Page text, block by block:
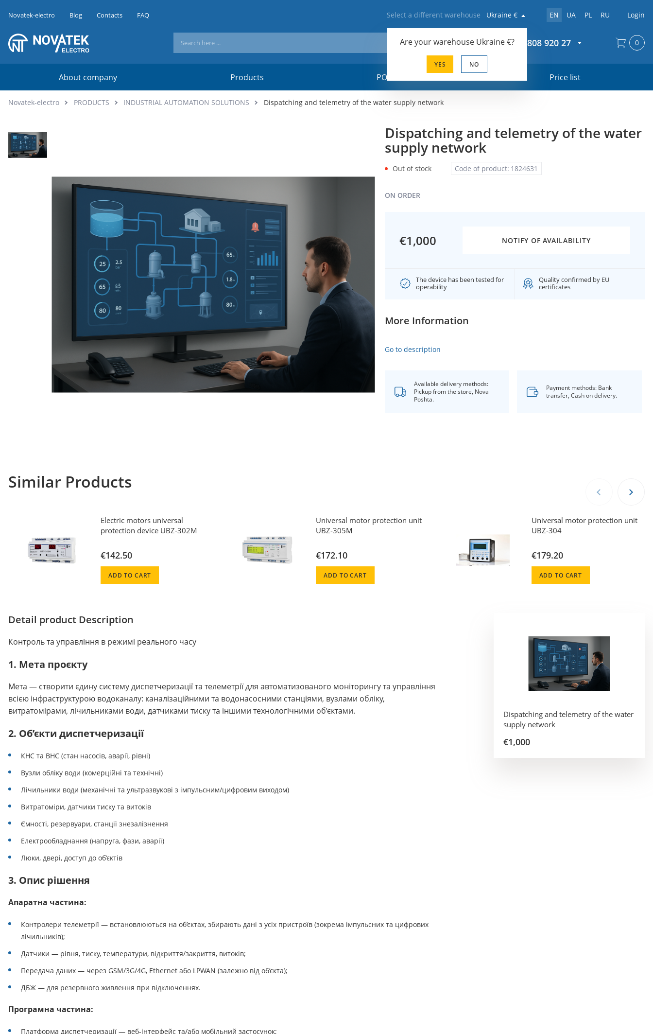
Novatek-electro Blog Contacts FAQ Select a different warehouse Ukraine €
Are your warehouse Ukraine €?
YES NO
EN UA PL RU Login
+44 20 808 920 27
About company Products POSM-materials Price list
0
Novatek-electro PRODUCTS INDUSTRIAL AUTOMATION SOLUTIONS Dispatching and telemetry of the water supply network
Dispatching and telemetry of the water
supply network
Code of product: 1824631
Out of stock
ON ORDER
€1,000 NOTIFY OF AVAILABILITY
The device has been tested for
operability
Quality confirmed by EU
certificates
More Information
Go to description
Available delivery methods:
Pickup from the store, Nova
Poshta.
Payment methods: Bank
transfer, Cash on delivery.
Similar Products
Electric motors universal
protection device UBZ-302M
€142.50
ADD TO CART
Universal motor protection unit
UBZ-305M
€172.10
ADD TO CART
Universal motor protection unit
UBZ-304
€179.20
ADD TO CART
Detail product Description
Контроль та управління в режимі реального часу
1. Мета проєкту
Мета — створити єдину систему диспетчеризації та телеметрії для автоматизованого моніторингу та управління
всією інфраструктурою водоканалу: каналізаційними та водонасосними станціями, вузлами обліку,
витратомірами, лічильниками води, датчиками тиску та іншими технологічними об’єктами.
2. Об’єкти диспетчеризації
КНС та ВНС (стан насосів, аварії, рівні)
Вузли обліку води (комерційні та технічні)
Лічильники води (механічні та ультразвукові з імпульсним/цифровим виходом)
Витратоміри, датчики тиску та витоків
Ємності, резервуари, станції знезалізнення
Електрообладнання (напруга, фази, аварії)
Люки, двері, доступ до об’єктів
3. Опис рішення
Апаратна частина:
Контролери телеметрії — встановлюються на об’єктах, збирають дані з усіх пристроїв (зокрема імпульсних та цифрових
лічильників);
Датчики — рівня, тиску, температури, відкриття/закриття, витоків;
Передача даних — через GSM/3G/4G, Ethernet або LPWAN (залежно від об’єкта);
ДБЖ — для резервного живлення при відключеннях.
Програмна частина:
Платформа диспетчеризації — веб-інтерфейс та/або мобільний застосунок;
Dispatching and telemetry of the water
supply network
€1,000